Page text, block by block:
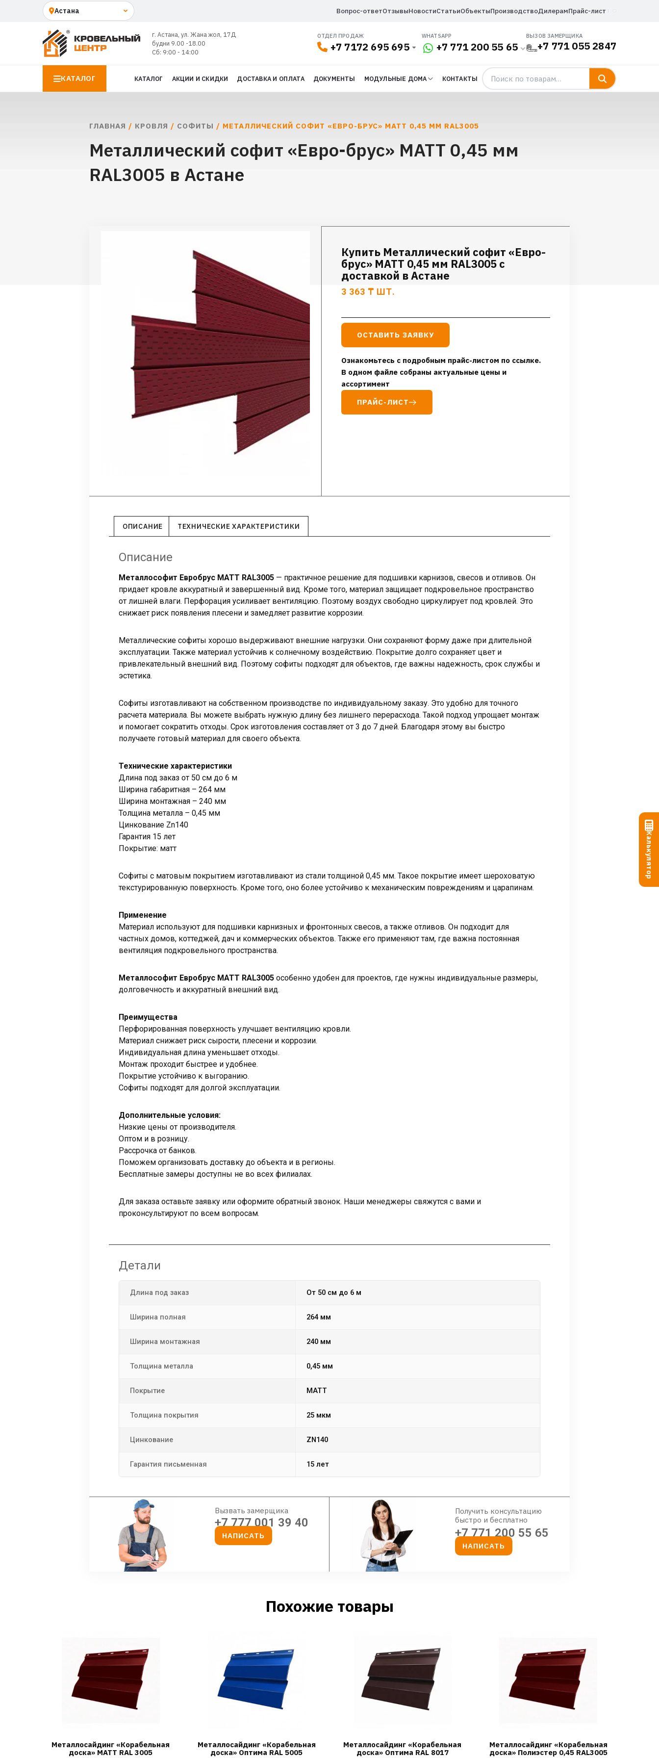
Вопрос-ответОтзывыНовостиСтатьиОбъектыПроизводствоДилерамПрайс-лист
г. Астана, ул. Жана жол, 17Д
будни 9.00 -18.00
Сб: 9:00 - 14:00
ОТДЕЛ ПРОДАЖ
+7 7172 695 695
WHATSAPP
+7 771 200 55 65
ВЫЗОВ ЗАМЕРЩИКА
+7 771 055 2847
КАТАЛОГ КАТАЛОГ АКЦИИ И СКИДКИ ДОСТАВКА И ОПЛАТА ДОКУМЕНТЫ МОДУЛЬНЫЕ ДОМА КОНТАКТЫ
ГЛАВНАЯ / КРОВЛЯ / СОФИТЫ / МЕТАЛЛИЧЕСКИЙ СОФИТ «ЕВРО-БРУС» МАТТ 0,45 ММ RAL3005
Металлический софит «Евро-брус» МАТТ 0,45 мм
RAL3005 в Астане
Купить Металлический софит «Евро-
брус» МАТТ 0,45 мм RAL3005 с
доставкой в Астане
3 363 ₸ ШТ.
ОСТАВИТЬ ЗАЯВКУ
Ознакомьтесь с подробным прайс-листом по ссылке.
В одном файле собраны актуальные цены и
ассортимент
ПРАЙС-ЛИСТ
ОПИСАНИЕ ТЕХНИЧЕСКИЕ ХАРАКТЕРИСТИКИ
Описание
Металлософит Евробрус MATT RAL3005 — практичное решение для подшивки карнизов, свесов и отливов. Он
придает кровле аккуратный и завершенный вид. Кроме того, материал защищает подкровельное пространство
от лишней влаги. Перфорация усиливает вентиляцию. Поэтому воздух свободно циркулирует под кровлей. Это
снижает риск появления плесени и замедляет развитие коррозии.
Металлические софиты хорошо выдерживают внешние нагрузки. Они сохраняют форму даже при длительной
эксплуатации. Также материал устойчив к солнечному воздействию. Покрытие долго сохраняет цвет и
привлекательный внешний вид. Поэтому софиты подходят для объектов, где важны надежность, срок службы и
эстетика.
Софиты изготавливают на собственном производстве по индивидуальному заказу. Это удобно для точного
расчета материала. Вы можете выбрать нужную длину без лишнего перерасхода. Такой подход упрощает монтаж
и помогает сократить отходы. Срок изготовления составляет от 3 до 7 дней. Благодаря этому вы быстро
получаете готовый материал для своего объекта.
Технические характеристики
Длина под заказ от 50 см до 6 м
Ширина габаритная – 264 мм
Ширина монтажная – 240 мм
Толщина металла – 0,45 мм
Цинкование Zn140
Гарантия 15 лет
Покрытие: матт
Софиты с матовым покрытием изготавливают из стали толщиной 0,45 мм. Такое покрытие имеет шероховатую
текстурированную поверхность. Кроме того, оно более устойчиво к механическим повреждениям и царапинам.
Применение
Материал используют для подшивки карнизных и фронтонных свесов, а также отливов. Он подходит для
частных домов, коттеджей, дач и коммерческих объектов. Также его применяют там, где важна постоянная
вентиляция подкровельного пространства.
Металлософит Евробрус MATT RAL3005 особенно удобен для проектов, где нужны индивидуальные размеры,
долговечность и аккуратный внешний вид.
Преимущества
Перфорированная поверхность улучшает вентиляцию кровли.
Материал снижает риск сырости, плесени и коррозии.
Индивидуальная длина уменьшает отходы.
Монтаж проходит быстрее и удобнее.
Покрытие устойчиво к выгоранию.
Софиты подходят для долгой эксплуатации.
Дополнительные условия:
Низкие цены от производителя.
Оптом и в розницу.
Рассрочка от банков.
Поможем организовать доставку до объекта и в регионы.
Бесплатные замеры доступны не во всех филиалах.
Для заказа оставьте заявку или оформите обратный звонок. Наши менеджеры свяжутся с вами и
проконсультируют по всем вопросам.
Детали
Длина под заказ от 50 см до 6 м
Ширина полная 264 мм
Ширина монтажная 240 мм
Толщина металла 0,45 мм
Покрытие MATT
Толщина покрытия 25 мкм
Цинкование ZN140
Гарантия письменная 15 лет
Вызвать замерщика
+7 777 001 39 40
НАПИСАТЬ
Получить консультацию
быстро и бесплатно
+7 771 200 55 65
НАПИСАТЬ
Похожие товары
Металлосайдинг «Корабельная
доска» МАТТ RAL 3005
Металлосайдинг «Корабельная
доска» Оптима RAL 5005
Металлосайдинг «Корабельная
доска» Оптима RAL 8017
Металлосайдинг «Корабельная
доска» Полиэстер 0,45 RAL3005
Калькулятор